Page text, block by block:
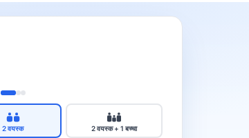
2 वयस्क 2 वयस्क + 1 बच्चा